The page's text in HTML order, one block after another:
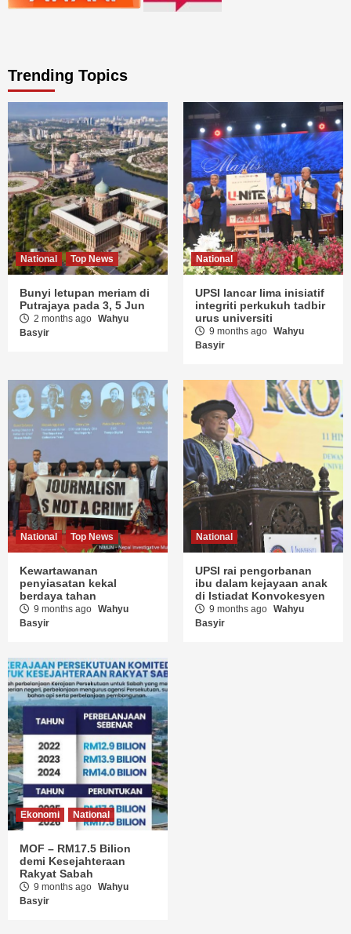
Trending Topics
National Top News
Bunyi letupan meriam di
Putrajaya pada 3, 5 Jun
2 months ago Wahyu
Basyir
National
UPSI lancar lima inisiatif
integriti perkukuh tadbir
urus universiti
9 months ago Wahyu
Basyir
National Top News
Kewartawanan
penyiasatan kekal
berdaya tahan
9 months ago Wahyu
Basyir
National
UPSI rai pengorbanan
ibu dalam kejayaan anak
di Istiadat Konvokesyen
9 months ago Wahyu
Basyir
Ekonomi National
MOF – RM17.5 Bilion
demi Kesejahteraan
Rakyat Sabah
9 months ago Wahyu
Basyir